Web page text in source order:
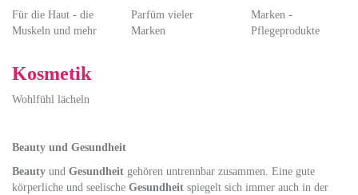
Für die Haut - die
Muskeln und mehr
Parfüm vieler
Marken
Marken -
Pflegeprodukte
Kosmetik
Wohlfühl lächeln
Beauty und Gesundheit
Beauty und Gesundheit gehören untrennbar zusammen. Eine gute
körperliche und seelische Gesundheit spiegelt sich immer auch in der